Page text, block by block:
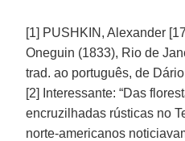
[1] PUSHKIN, Alexander
Oneguin (1833), Rio de
trad. ao português, de
[2] Interessante: “Das
encruzilhadas rústicas no
norte-americanos